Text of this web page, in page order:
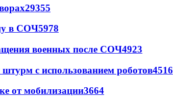
29355
в СОЧ5978
военных после СОЧ4923
с использованием роботов4516
от мобилизации3664